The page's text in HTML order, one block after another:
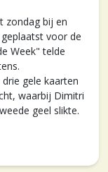
zondag bij en
voor de
Week" telde
gele kaarten
waarbij Dimitri
geel slikte.